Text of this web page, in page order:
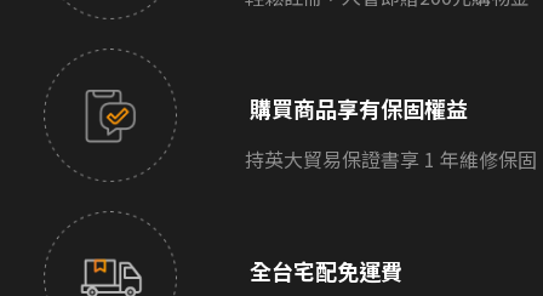
購買商品享有保固權益
持英大貿易保證書享 1 年維修保固
全台宅配免運費